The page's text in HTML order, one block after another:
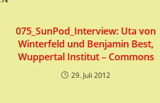
075_SunPod_Interview: Uta von
Winterfeld und Benjamin Best,
Wuppertal Institut – Commons
29. Juli 2012